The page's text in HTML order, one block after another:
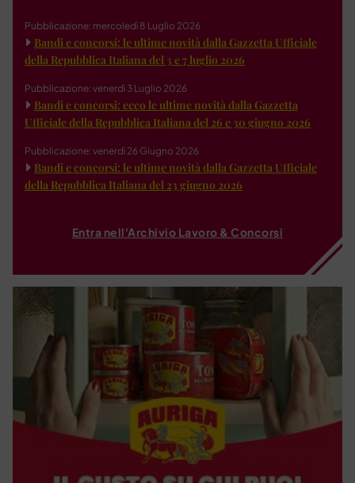
Pubblicazione: mercoledì 8 Luglio 2026
Bandi e concorsi: le ultime novità dalla Gazzetta Ufficiale
della Repubblica Italiana del 3 e 7 luglio 2026
Pubblicazione: venerdì 3 Luglio 2026
Bandi e concorsi: ecco le ultime novità dalla Gazzetta
Ufficiale della Repubblica Italiana del 26 e 30 giugno 2026
Pubblicazione: venerdì 26 Giugno 2026
Bandi e concorsi: le ultime novità dalla Gazzetta Ufficiale
della Repubblica Italiana del 23 giugno 2026
Entra nell'Archivio Lavoro & Concorsi